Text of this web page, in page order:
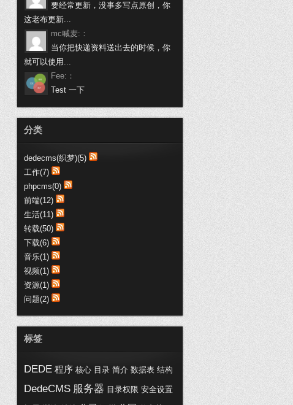
要经常更新，没事多写点原创，你
这老布更新...
mc喊麦:：
当你把快递资料送出去的时候，你
就可以使用...
Fee:：
Test 一下
做个程序员挺不容易的，身有体会
趣购网:：
这些代码真心不错，收藏了哦
黑喵客:：
不错不错，都是医疗行业-SEM干货
呀，加...
浦西vip:：
交换链接，您的博客写的不错。
分类
dedecms(织梦)(5)
工作(7)
phpcms(0)
前端(12)
生活(11)
转载(50)
下载(6)
音乐(1)
视频(1)
资源(1)
问题(2)
标签
DEDE 程序 核心 目录 简介 数据表 结构
DedeCMS 服务器 目录权限 安全设置